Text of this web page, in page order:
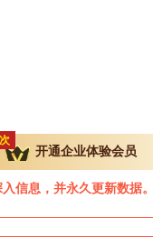
开通企业体验会员
信息，并永久更新数据